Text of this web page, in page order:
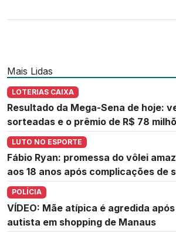
Mais Lidas
LOTERIAS CAIXA
Resultado da Mega-Sena de hoje:
sorteadas e o prêmio de R$ 78
LUTO NO ESPORTE
Fábio Ryan: promessa do vôlei
aos 18 anos após complicações de
POLÍCIA
VÍDEO: Mãe atípica é agredida
autista em shopping de Manaus